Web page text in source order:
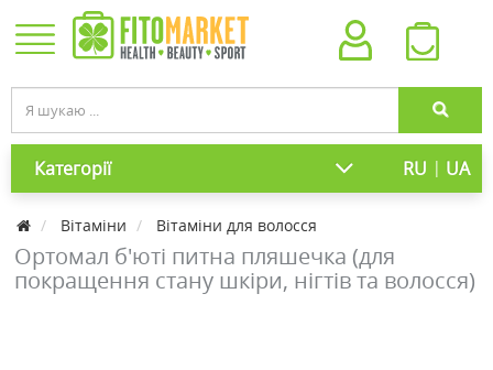
Категорії RU | UA
Вітаміни Вітаміни для волосся
Ортомал б'юті питна пляшечка (для
покращення стану шкіри, нігтів та волосся)